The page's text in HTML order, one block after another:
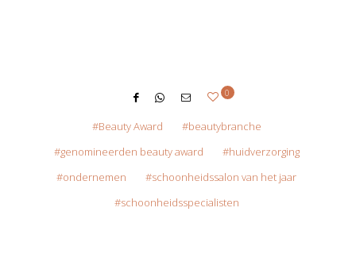
0
Beauty Award
beautybranche
genomineerden beauty award
huidverzorging
ondernemen
schoonheidssalon van het jaar
schoonheidsspecialisten